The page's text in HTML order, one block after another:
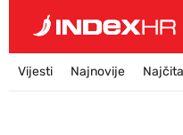
Vijesti Najnovije